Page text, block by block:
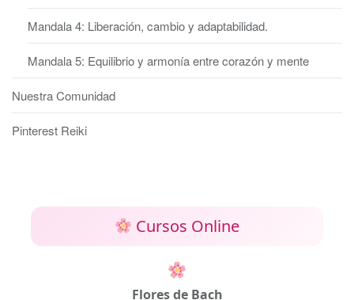
Mandala 4: Liberación, cambio y adaptabilidad.
Mandala 5: Equilibrio y armonía entre corazón y mente
Nuestra Comunidad
Pinterest Reiki
Cursos Online
Flores de Bach